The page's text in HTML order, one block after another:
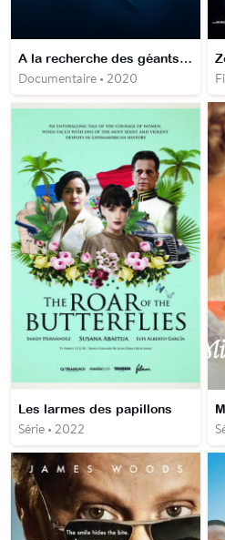
A la recherche des géants des mers
Documentaire • 2020
Les larmes des papillons
Série • 2022